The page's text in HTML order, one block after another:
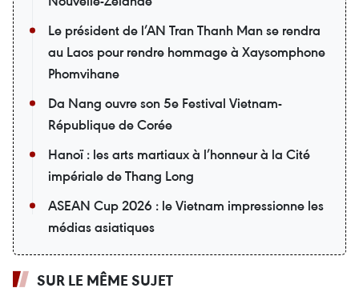
Le président de l’AN Tran Thanh Man se rendra
au Laos pour rendre hommage à Xaysomphone
Phomvihane
Da Nang ouvre son 5e Festival Vietnam-
République de Corée
Hanoï : les arts martiaux à l’honneur à la Cité
impériale de Thang Long
ASEAN Cup 2026 : le Vietnam impressionne les
médias asiatiques
SUR LE MÊME SUJET